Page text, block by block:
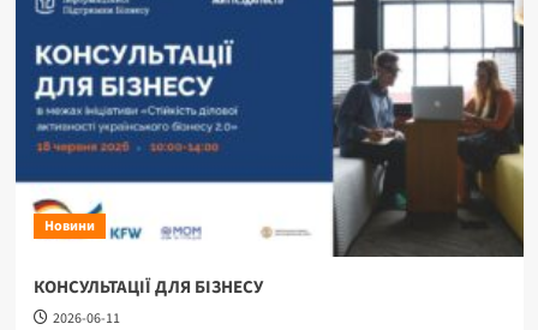
Новини
КОНСУЛЬТАЦІЇ ДЛЯ БІЗНЕСУ
2026-06-11